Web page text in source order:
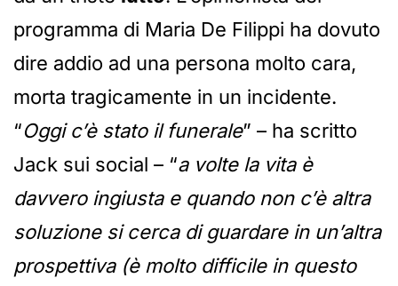
programma di Maria De Filippi ha dovuto
dire addio ad una persona molto cara,
morta tragicamente in un incidente.
“Oggi c’è stato il funerale” – ha scritto
Jack sui social – “a volte la vita è
davvero ingiusta e quando non c’è altra
soluzione si cerca di guardare in un’altra
prospettiva (è molto difficile in questo